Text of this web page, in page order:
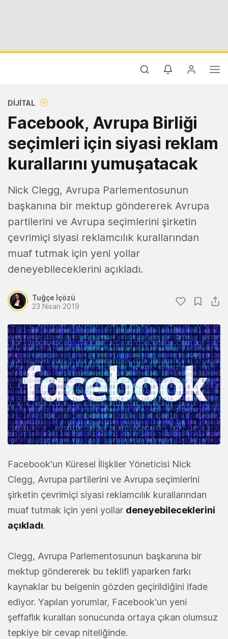
DIJITAL
Facebook, Avrupa Birliği
seçimleri için siyasi reklam
kurallarını yumuşatacak
Nick Clegg, Avrupa Parlementosunun
başkanına bir mektup göndererek Avrupa
partilerini ve Avrupa seçimlerini şirketin
çevrimiçi siyasi reklamcılık kurallarından
muaf tutmak için yeni yollar
deneyebileceklerini açıkladı.
Tuğçe İçözü
23 Nisan 2019
Facebook'un Küresel İlişkiler Yöneticisi Nick
Clegg, Avrupa partilerini ve Avrupa seçimlerini
şirketin çevrimiçi siyasi reklamcılık kurallarından
muaf tutmak için yeni yollar deneyebileceklerini
açıkladı.
Clegg, Avrupa Parlementosunun başkanına bir
mektup göndererek bu teklifi yaparken farkı
kaynaklar bu belgenin gözden geçirildiğini ifade
ediyor. Yapılan yorumlar, Facebook'un yeni
şeffaflık kuralları sonucunda ortaya çıkan olumsuz
tepkiye bir cevap niteliğinde.